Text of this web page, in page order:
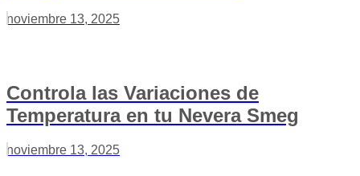
noviembre 13, 2025
Controla las Variaciones de
Temperatura en tu Nevera Smeg
noviembre 13, 2025